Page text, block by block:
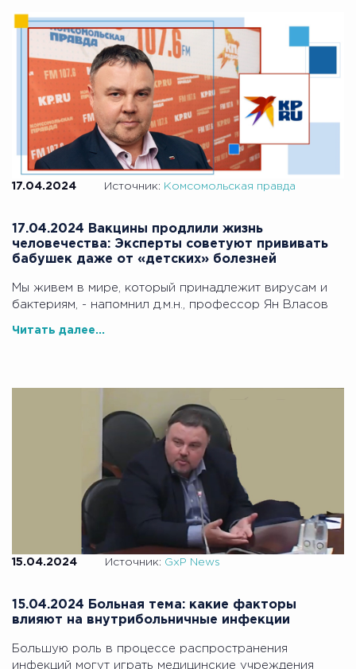
17.04.2024 Источник: Комсомольская правда
17.04.2024 Вакцины продлили жизнь
человечества: Эксперты советуют прививать
бабушек даже от «детских» болезней
Мы живем в мире, который принадлежит вирусам и
бактериям, - напомнил д.м.н., профессор Ян Власов
Читать далее...
15.04.2024 Источник: GxP News
15.04.2024 Больная тема: какие факторы
влияют на внутрибольничные инфекции
Большую роль в процессе распространения
инфекций могут играть медицинские учреждения